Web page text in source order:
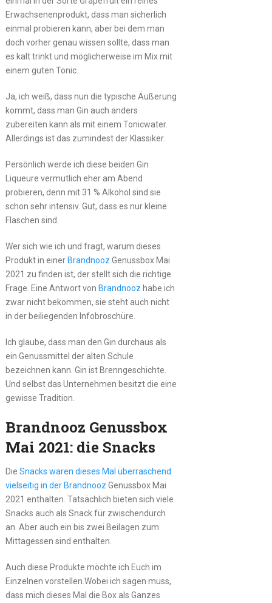
Erwachsenenprodukt, dass man sicherlich
einmal probieren kann, aber bei dem man
doch vorher genau wissen sollte, dass man
es kalt trinkt und möglicherweise im Mix mit
einem guten Tonic.
Ja, ich weiß, dass nun die typische Äußerung
kommt, dass man Gin auch anders
zubereiten kann als mit einem Tonicwater.
Allerdings ist das zumindest der Klassiker.
Persönlich werde ich diese beiden Gin
Liqueure vermutlich eher am Abend
probieren, denn mit 31 % Alkohol sind sie
schon sehr intensiv. Gut, dass es nur kleine
Flaschen sind.
Wer sich wie ich und fragt, warum dieses
Produkt in einerBrandnooz Genussbox Mai
2021 zu finden ist, der stellt sich die richtige
Frage. Eine Antwort von Brandnooz habe ich
zwar nicht bekommen, sie steht auch nicht
in der beiliegenden Infobroschüre.
Ich glaube, dass man den Gin durchaus als
ein Genussmittel der alten Schule
bezeichnen kann. Gin ist Brenngeschichte.
Und selbst das Unternehmen besitzt die eine
gewisse Tradition.
Brandnooz Genussbox
Mai 2021: die Snacks
Die Snacks waren dieses Mal überraschend
vielseitig in der Brandnooz Genussbox Mai
2021 enthalten. Tatsächlich bieten sich viele
Snacks auch als Snack für zwischendurch
an. Aber auch ein bis zwei Beilagen zum
Mittagessen sind enthalten.
Auch diese Produkte möchte ich Euch im
Einzelnen vorstellen.Wobei ich sagen muss,
dass mich dieses Mal die Box als Ganzes